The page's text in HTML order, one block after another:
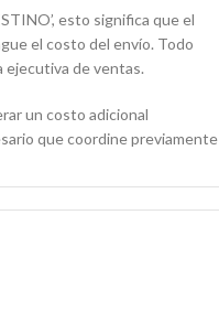
esto significa que el
el costo del envío. Todo
ejecutiva de ventas.
un costo adicional
que coordine previamente